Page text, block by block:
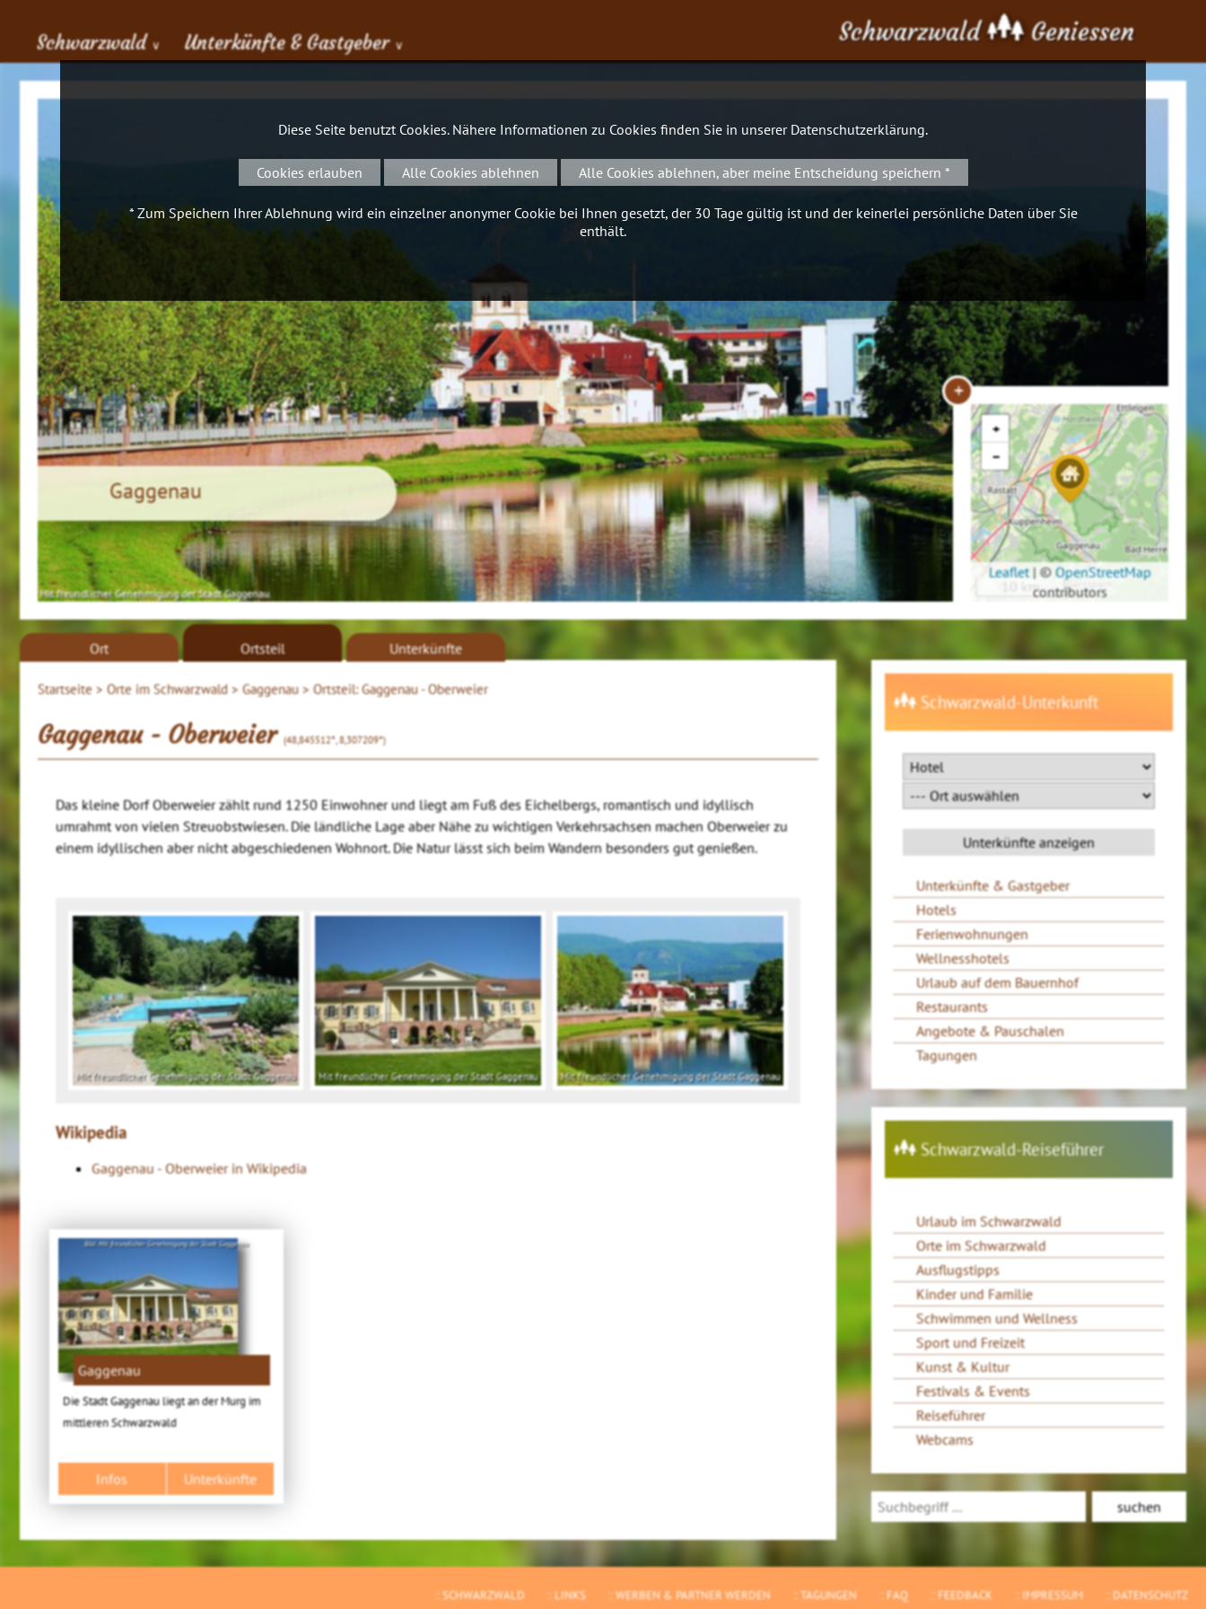
Schwarzwald ∨ Unterkünfte & Gastgeber ∨ Schwarzwald Geniessen
Mit freundlicher Genehmigung der Stadt Gaggenau
Gaggenau
+
+
−
10 km
Leaflet |© OpenStreetMap
contributors
Startseite > Orte im Schwarzwald > Gaggenau >Ortsteil: Gaggenau - Oberweier
Ort Ortsteil Unterkünfte
Gaggenau - Oberweier(48,845512°, 8,307209°)
Das kleine Dorf Oberweier zählt rund 1250 Einwohner und liegt am Fuß des Eichelbergs, romantisch und idyllisch
umrahmt von vielen Streuobstwiesen. Die ländliche Lage aber Nähe zu wichtigen Verkehrsachsen machen Oberweier zu
einem idyllischen aber nicht abgeschiedenen Wohnort. Die Natur lässt sich beim Wandern besonders gut genießen.
Mit freundlicher Genehmigung der Stadt Gaggenau Mit freundlicher Genehmigung der Stadt Gaggenau Mit freundlicher Genehmigung der Stadt Gaggenau
Wikipedia
Gaggenau - Oberweier in Wikipedia
Bild: Mit freundlicher Genehmigung der Stadt Gaggenau
Gaggenau
Die Stadt Gaggenau liegt an der Murg im
mittleren Schwarzwald
Infos Unterkünfte
Schwarzwald-Unterkunft
Unterkünfte & Gastgeber
Hotels
Ferienwohnungen
Wellnesshotels
Urlaub auf dem Bauernhof
Restaurants
Angebote & Pauschalen
Tagungen
Schwarzwald-Reiseführer
Urlaub im Schwarzwald
Orte im Schwarzwald
Ausflugstipps
Kinder und Familie
Schwimmen und Wellness
Sport und Freizeit
Kunst & Kultur
Festivals & Events
Reiseführer
Webcams
SCHWARZWALD LINKS WERBEN & PARTNER WERDEN TAGUNGEN FAQ FEEDBACK IMPRESSUM DATENSCHUTZ
Diese Seite benutzt Cookies. Nähere Informationen zu Cookies finden Sie in unserer Datenschutzerklärung.
Cookies erlauben Alle Cookies ablehnen Alle Cookies ablehnen, aber meine Entscheidung speichern *
* Zum Speichern Ihrer Ablehnung wird ein einzelner anonymer Cookie bei Ihnen gesetzt, der 30 Tage gültig ist und der keinerlei persönliche Daten über Sie
enthält.